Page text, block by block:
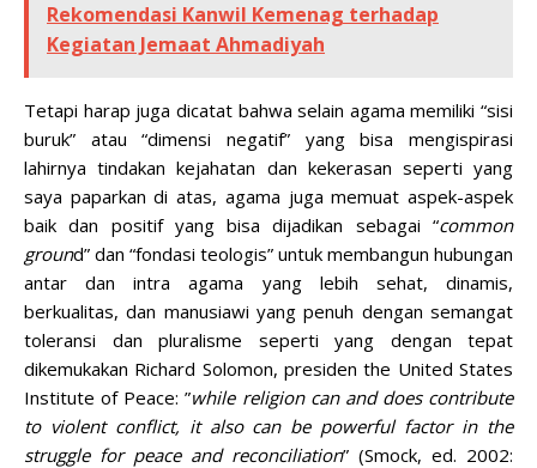
Rekomendasi Kanwil Kemenag terhadap
Kegiatan Jemaat Ahmadiyah
Tetapi harap juga dicatat bahwa selain agama memiliki “sisi
buruk” atau “dimensi negatif” yang bisa mengispirasi
lahirnya tindakan kejahatan dan kekerasan seperti yang
saya paparkan di atas, agama juga memuat aspek-aspek
baik dan positif yang bisa dijadikan sebagai “common
ground” dan “fondasi teologis” untuk membangun hubungan
antar dan intra agama yang lebih sehat, dinamis,
berkualitas, dan manusiawi yang penuh dengan semangat
toleransi dan pluralisme seperti yang dengan tepat
dikemukakan Richard Solomon, presiden the United States
Institute of Peace: ”while religion can and does contribute
to violent conflict, it also can be powerful factor in the
struggle for peace and reconciliation” (Smock, ed. 2002: